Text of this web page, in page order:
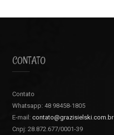
CONTATO
Contato
Whatsapp: 48 98458-1805
E-mail: contato@grazisielski.com.br
Cnpj: 28.872.677/0001-39